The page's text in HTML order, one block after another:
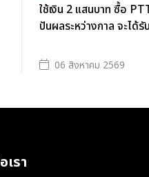
ใช้เงิน 2 แสนบาท ซื้อ
ปันผลระหว่างกาล จะได้รั
06 สิงหาคม 2569
เรา